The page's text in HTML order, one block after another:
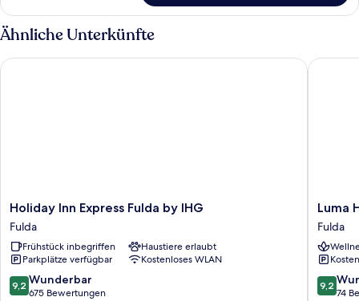
Ähnliche Unterkünfte
Holiday
Inn
Express
Fulda
by
IHG
Fulda
Holiday Inn Express Fulda by IHG
Fulda
Frühstück inbegriffen
Haustiere erlaubt
Parkplätze verfügbar
Kostenloses WLAN
9.2
von
9,2 Wunderbar
675 Bewertungen
Holiday Inn Express Fulda by IHG
Luma
Hotel
Fulda
Luma
Fulda
9.2
von
9,2
74
Luma